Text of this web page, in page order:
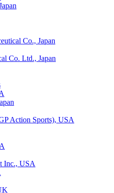
Co., Japan
Co. Ltd., Japan
Action Sports), USA
Inc., USA